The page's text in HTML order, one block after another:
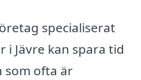
specialiserat
Jävre kan spara tid
som ofta är